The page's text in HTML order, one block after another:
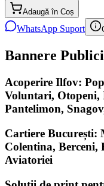
Adaugă în Coș
WhatsApp Suport
Bannere
Acoperire Ilfov:
Voluntari, Otopeni,
Pantelimon,
Cartiere
Colentina, Berceni,
Aviatoriei